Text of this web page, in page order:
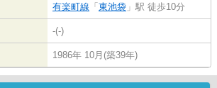
有楽町線 「 東池袋 」駅 徒歩10分
-(-)
1986年 10月(築39年)